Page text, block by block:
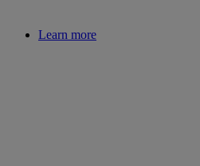
Learn more